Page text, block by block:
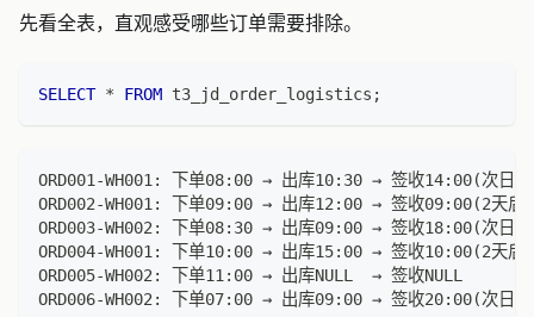
先看全表，直观感受哪些订单需要排除。
SELECT * FROM t3_jd_order_logistics ;
ORD001-WH001: 下单08:00 → 出库10:30 → 签收14:00(次日)
ORD002-WH001: 下单09:00 → 出库12:00 → 签收09:00(2天后
ORD003-WH002: 下单08:30 → 出库09:00 → 签收18:00(次日)
ORD004-WH001: 下单10:00 → 出库15:00 → 签收10:00(2天后
ORD005-WH002: 下单11:00 → 出库NULL  → 签收NULL
ORD006-WH002: 下单07:00 → 出库09:00 → 签收20:00(次日)